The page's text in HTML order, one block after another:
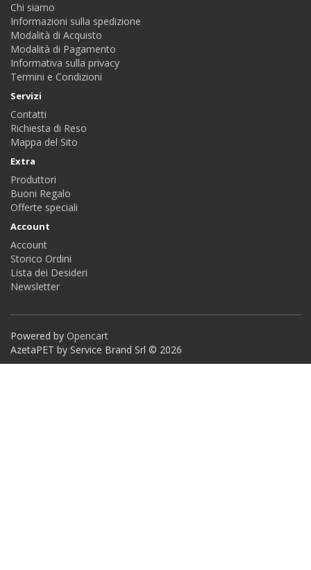
Chi siamo
Informazioni sulla spedizione
Modalità di Acquisto
Modalità di Pagamento
Informativa sulla privacy
Termini e Condizioni
Servizi
Contatti
Richiesta di Reso
Mappa del Sito
Extra
Produttori
Buoni Regalo
Offerte speciali
Account
Account
Storico Ordini
Lista dei Desideri
Newsletter
Powered by Opencart
AzetaPET by Service Brand Srl © 2026